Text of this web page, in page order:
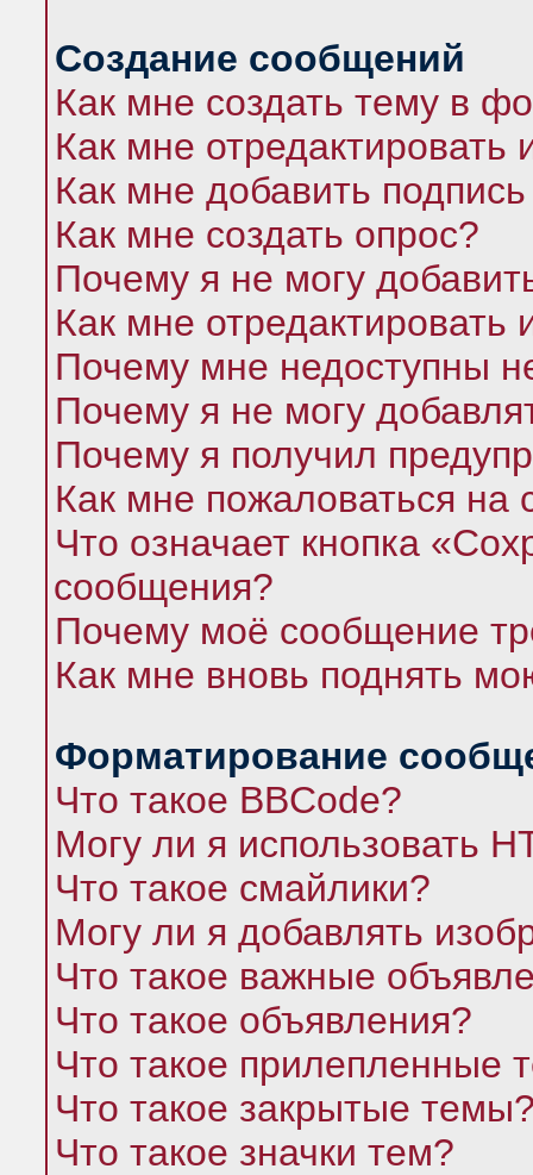
Создание сообщений
Как мне создать тему в
Как мне
Как мне добавить
Как мне создать опрос?
Почему я не могу
Как мне отредактировать
Почему мне недоступны
Почему я не могу
Почему я получил
Как мне пожаловаться
Что означает кнопка
сообщения?
Почему моё сообщение
Как мне вновь поднять
Форматирование
Что такое BBCode?
Могу ли я использовать
Что такое смайлики?
Могу ли я добавлять
Что такое важные
Что такое объявления?
Что такое прилепленные
Что такое закрытые
Что такое значки тем?